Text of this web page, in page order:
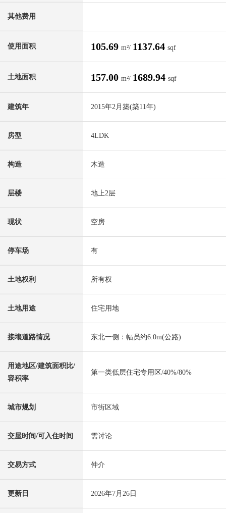
其他费用
使用面积 105.69 m²/ 1137.64 sqf
土地面积 157.00 m²/ 1689.94 sqf
建筑年 2015年2月築(築11年)
房型 4LDK
构造 木造
层楼 地上2层
现状 空房
停车场 有
土地权利 所有权
土地用途 住宅用地
接壤道路情况 东北一侧：幅员约6.0m(公路)
用途地区/建筑面积比/
容积率
第一类低层住宅专用区/40%/80%
城市规划 市街区域
交屋时间/可入住时间 需讨论
交易方式 仲介
更新日 2026年7月26日